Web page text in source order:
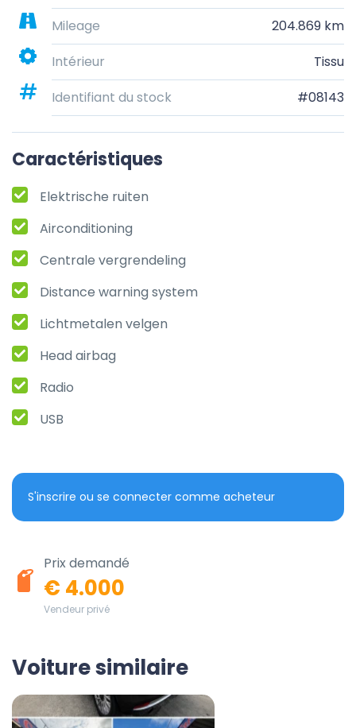
Mileage
204.869 km
Intérieur
Tissu
Identifiant du stock
#08143
Caractéristiques
Elektrische ruiten
Airconditioning
Centrale vergrendeling
Distance warning system
Lichtmetalen velgen
Head airbag
Radio
USB
S'inscrire ou se connecter comme acheteur
Prix demandé
€ 4.000
Vendeur privé
Voiture similaire